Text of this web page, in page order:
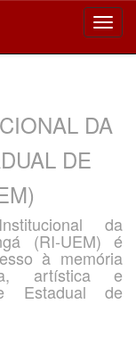
DA
DE
da
(RI-UEM) é
à memória
artística e
Estadual de